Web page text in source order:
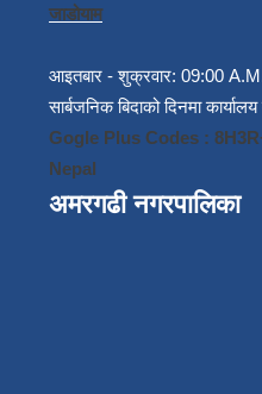
जाडोयाम
आइतबार - शुक्रवार: 09:00
सार्बजनिक बिदाको दिनमा
Gogle Plus Codes :
Nepal
अमरगढी नगरपालिका